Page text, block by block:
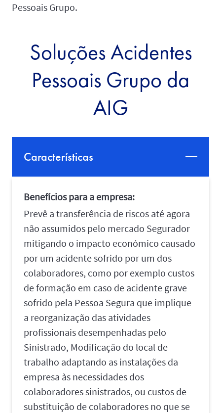
Pessoais Grupo.
Soluções Acidentes
Pessoais Grupo da
AIG
Características
Benefícios para a empresa:
Prevê a transferência de riscos até agora
não assumidos pelo mercado Segurador
mitigando o impacto económico causado
por um acidente sofrido por um dos
colaboradores, como por exemplo custos
de formação em caso de acidente grave
sofrido pela Pessoa Segura que implique
a reorganização das atividades
profissionais desempenhadas pelo
Sinistrado, Modificação do local de
trabalho adaptando as instalações da
empresa às necessidades dos
colaboradores sinistrados, ou custos de
substituição de colaboradores no que se